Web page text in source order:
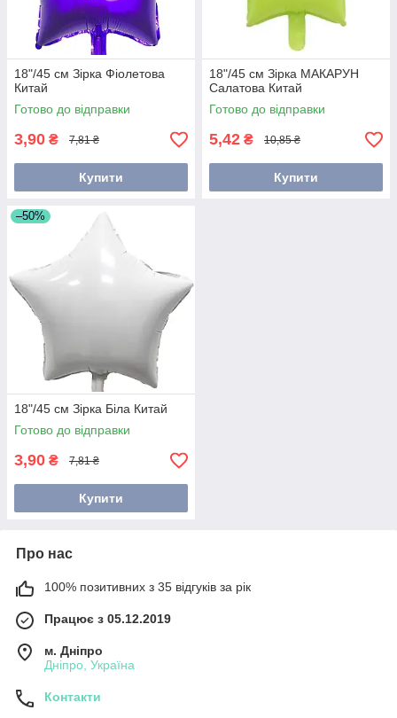
18"/45 см Зірка Фіолетова
Китай
Готово до відправки
3,90 ₴ 7,81 ₴
Купити
18"/45 см Зірка МАКАРУН
Салатова Китай
Готово до відправки
5,42 ₴ 10,85 ₴
Купити
–50%
18"/45 см Зірка Біла Китай
Готово до відправки
3,90 ₴ 7,81 ₴
Купити
Про нас
100% позитивних з 35 відгуків за рік
Працює з 05.12.2019
м. Дніпро
Дніпро, Україна
Контакти